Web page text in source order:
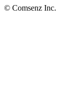
© Comsenz Inc.